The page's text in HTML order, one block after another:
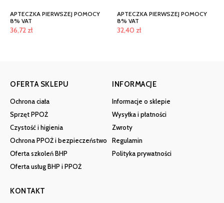
APTECZKA PIERWSZEJ POMOCY
8% VAT
36,72 zł
APTECZKA PIERWSZEJ POMOCY
8% VAT
32,40 zł
OFERTA SKLEPU
Ochrona ciała
Sprzęt PPOŻ
Czystość i higienia
Ochrona PPOŻ i bezpieczeństwo
Oferta szkoleń BHP
Oferta usług BHP i PPOŻ
INFORMACJE
Informacje o sklepie
Wysyłka i płatności
Zwroty
Regulamin
Polityka prywatności
KONTAKT